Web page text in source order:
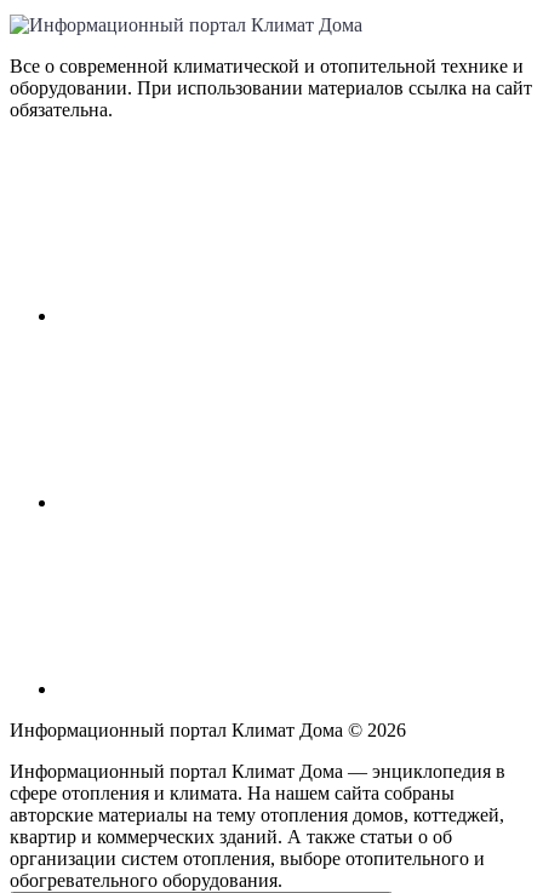
Все о современной климатической и отопительной технике и
оборудовании. При использовании материалов ссылка на сайт
обязательна.
Информационный портал Климат Дома © 2026
Информационный портал Климат Дома — энциклопедия в
сфере отопления и климата. На нашем сайта собраны
авторские материалы на тему отопления домов, коттеджей,
квартир и коммерческих зданий. А также статьи о об
организации систем отопления, выборе отопительного и
обогревательного оборудования.